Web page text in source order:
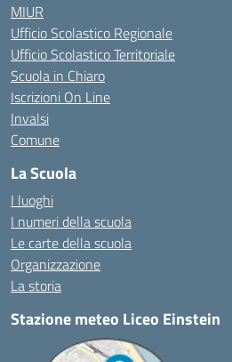
MIUR
Ufficio Scolastico Regionale
Ufficio Scolastico Territoriale
Scuola in Chiaro
Iscrizioni On Line
Invalsi
Comune
La Scuola
I luoghi
I numeri della scuola
Le carte della scuola
Organizzazione
La storia
Stazione meteo Liceo Einstein